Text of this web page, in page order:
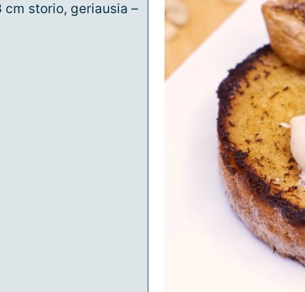
cm storio, geriausia –